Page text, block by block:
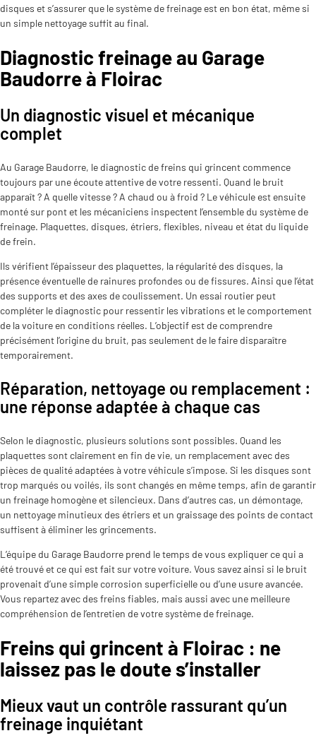
disques et s’assurer que le système de freinage est en bon état, même si
un simple nettoyage suffit au final.
Diagnostic freinage au Garage
Baudorre à Floirac
Un diagnostic visuel et mécanique
complet
Au Garage Baudorre, le diagnostic de freins qui grincent commence
toujours par une écoute attentive de votre ressenti. Quand le bruit
apparaît ? A quelle vitesse ? A chaud ou à froid ? Le véhicule est ensuite
monté sur pont et les mécaniciens inspectent l’ensemble du système de
freinage. Plaquettes, disques, étriers, flexibles, niveau et état du liquide
de frein.
Ils vérifient l’épaisseur des plaquettes, la régularité des disques, la
présence éventuelle de rainures profondes ou de fissures. Ainsi que l’état
des supports et des axes de coulissement. Un essai routier peut
compléter le diagnostic pour ressentir les vibrations et le comportement
de la voiture en conditions réelles. L’objectif est de comprendre
précisément l’origine du bruit, pas seulement de le faire disparaître
temporairement.
Réparation, nettoyage ou remplacement :
une réponse adaptée à chaque cas
Selon le diagnostic, plusieurs solutions sont possibles. Quand les
plaquettes sont clairement en fin de vie, un remplacement avec des
pièces de qualité adaptées à votre véhicule s’impose. Si les disques sont
trop marqués ou voilés, ils sont changés en même temps, afin de garantir
un freinage homogène et silencieux. Dans d’autres cas, un démontage,
un nettoyage minutieux des étriers et un graissage des points de contact
suffisent à éliminer les grincements.
L’équipe du Garage Baudorre prend le temps de vous expliquer ce qui a
été trouvé et ce qui est fait sur votre voiture. Vous savez ainsi si le bruit
provenait d’une simple corrosion superficielle ou d’une usure avancée.
Vous repartez avec des freins fiables, mais aussi avec une meilleure
compréhension de l’entretien de votre système de freinage.
Freins qui grincent à Floirac : ne
laissez pas le doute s’installer
Mieux vaut un contrôle rassurant qu’un
freinage inquiétant